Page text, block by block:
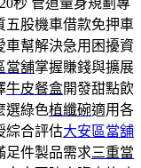
五股機車借款免押車
車幫解決急用困擾資
當舖掌握賺錢與擴展
牛皮餐盒開發甜點飲
選綠色植纖碗適用各
綜合評估大安區當舖
足件製品需求三重當